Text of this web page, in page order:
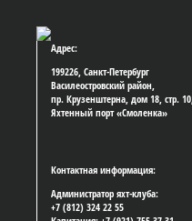
Адрес:
199226, Санкт-Петербург
Василеостровский район,
пр. Крузенштерна, дом 18, стр. 10,
Яхтенный порт «Смоленка»
Контактная информация:
Администратор яхт-клуба:
+7 (812) 324 22 55